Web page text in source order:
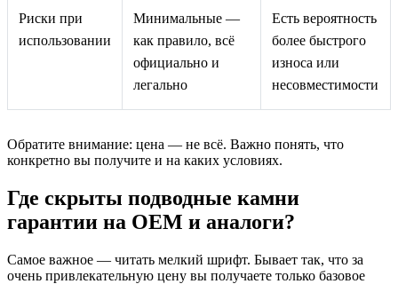
Риски при
использовании
Минимальные —
как правило, всё
официально и
легально
Есть вероятность
более быстрого
износа или
несовместимости
Обратите внимание: цена — не всё. Важно понять, что
конкретно вы получите и на каких условиях.
Где скрыты подводные камни
гарантии на OEM и аналоги?
Самое важное — читать мелкий шрифт. Бывает так, что за
очень привлекательную цену вы получаете только базовое